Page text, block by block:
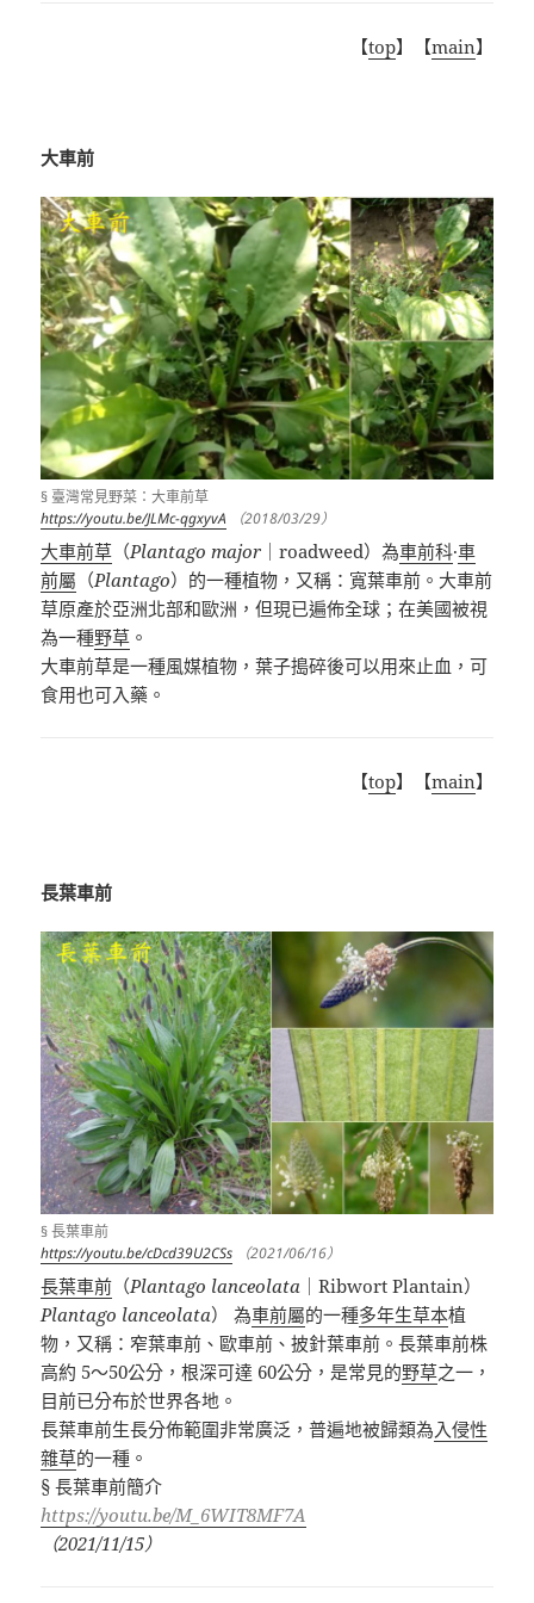
【top】【main】
大車前
§ 臺灣常見野菜：大車前草
https://youtu.be/JLMc-qgxyvA （2018/03/29）
大車前草 （Plantago major ｜roadweed）為車前科·車
前屬 （Plantago）的一種植物，又稱：寬葉車前。大車前
草原產於亞洲北部和歐洲，但現已遍佈全球 ；在美國被視
為一種野草 。
大車前草是一種風媒植物，葉子搗碎後可以用來止血，可
食用也可入藥 。
【top】【main】
長葉車前
§ 長葉車前
https://youtu.be/cDcd39U2CSs （2021/06/16）
長葉車前 （Plantago lanceolata ｜Ribwort Plantain）
Plantago lanceolata） 為車前屬的一種多年生草本植
物，又稱：窄葉車前、歐車前、披針葉車前。長葉車前株
高約 5～50公分，根深可達 60公分，是常見的野草之一，
目前已分布於世界各地。
長葉車前生長分佈範圍非常廣泛，普遍地被歸類為入侵性
雜草的一種。
§長葉車前簡介
https://youtu.be/M_6WIT8MF7A
（2021/11/15）